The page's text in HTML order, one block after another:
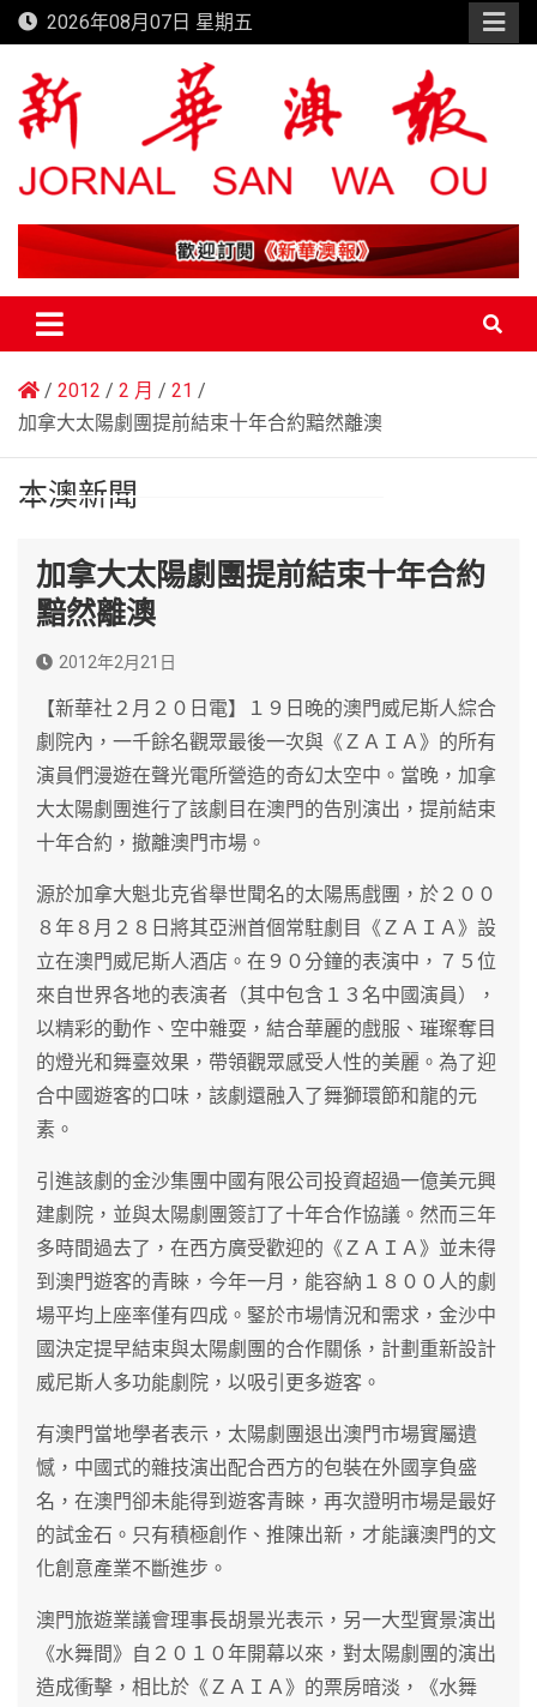
Skip
to
content
2026年08月07日 星期五
新華澳報
2012 2 月
21
加拿大太陽劇團提前結束十年合約黯然離澳
本澳新聞
加拿大太陽劇團提前結束十年合約
黯然離澳
2012年2月21日
【新華社２月２０日電】１９日晚的澳門威尼斯人綜合
劇院內，一千餘名觀眾最後一次與《ＺＡＩＡ》的所有
演員們漫遊在聲光電所營造的奇幻太空中。當晚，加拿
大太陽劇團進行了該劇目在澳門的告別演出，提前結束
十年合約，撤離澳門市場。
源於加拿大魁北克省舉世聞名的太陽馬戲團，於２００
８年８月２８日將其亞洲首個常駐劇目《ＺＡＩＡ》設
立在澳門威尼斯人酒店。在９０分鐘的表演中，７５位
來自世界各地的表演者（其中包含１３名中國演員），
以精彩的動作、空中雜耍，結合華麗的戲服、璀璨奪目
的燈光和舞臺效果，帶領觀眾感受人性的美麗。為了迎
合中國遊客的口味，該劇還融入了舞獅環節和龍的元
素。
引進該劇的金沙集團中國有限公司投資超過一億美元興
建劇院，並與太陽劇團簽訂了十年合作協議。然而三年
多時間過去了，在西方廣受歡迎的《ＺＡＩＡ》並未得
到澳門遊客的青睞，今年一月，能容納１８００人的劇
場平均上座率僅有四成。鋻於市場情況和需求，金沙中
國決定提早結束與太陽劇團的合作關係，計劃重新設計
威尼斯人多功能劇院，以吸引更多遊客。
有澳門當地學者表示，太陽劇團退出澳門市場實屬遺
憾，中國式的雜技演出配合西方的包裝在外國享負盛
名，在澳門卻未能得到遊客青睞，再次證明市場是最好
的試金石。只有積極創作、推陳出新，才能讓澳門的文
化創意產業不斷進步。
澳門旅遊業議會理事長胡景光表示，另一大型實景演出
《水舞間》自２０１０年開幕以來，對太陽劇團的演出
造成衝擊，相比於《ＺＡＩＡ》的票房暗淡，《水舞